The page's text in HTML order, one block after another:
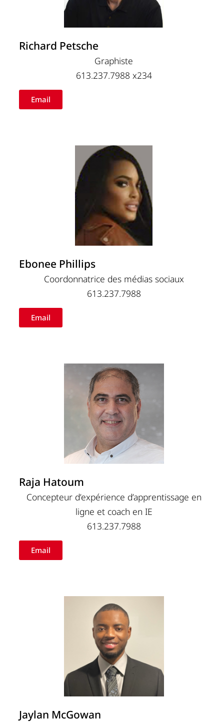
Richard Petsche
Graphiste
613.237.7988 x234
Email
Ebonee Phillips
Coordonnatrice des médias sociaux
613.237.7988
Email
Raja Hatoum
Concepteur d’expérience d’apprentissage en
ligne et coach en IE
613.237.7988
Email
Jaylan McGowan